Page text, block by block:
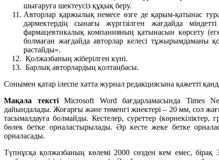
шығаруға шектеусіз құқық беру.
Авторлар қаржылық немесе өзге де қарым-қатынас
дәрмектердің сынағы жүргізілген жағдайда
фармацевтикалық компанияның қатынасын көрсету
болмаған жағдайда авторлар келесі тұжырымдаманы
растайды».
Қолжазбаның жіберілген күні.
Барлық авторлардың қолтаңбасы.
Сонымен қатар ілеспе хатта журнал редакциясына қажетті
Мақала текстіMicrosoft Word бағдарламасында Times
дайындалады. Жоғарғы және төменгі жиектері – 20 мм, сол
тасымалдауға болмайды. Кестелер, суреттер
бөлек бетке орналастырылады. Әр кесте жеке бетке
орналасады.
Түпнұсқа қолжазбаның көлемі 2000 сөзден кем емес,